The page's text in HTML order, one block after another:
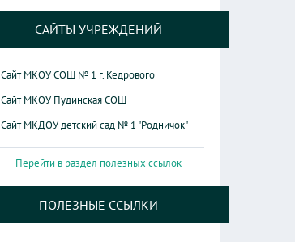
САЙТЫ УЧРЕЖДЕНИЙ
Сайт МКОУ СОШ № 1 г. Кедрового
Сайт МКОУ Пудинская СОШ
Сайт МКДОУ детский сад № 1 "Родничок"
Перейти в раздел полезных ссылок
ПОЛЕЗНЫЕ ССЫЛКИ